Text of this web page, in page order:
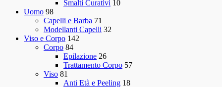
Smalti Curativi 10
Uomo 98
Capelli e Barba 71
Modellanti Capelli 32
Viso e Corpo 142
Corpo 84
Epilazione 26
Trattamento Corpo 57
Viso 81
Anti Età e Peeling 18